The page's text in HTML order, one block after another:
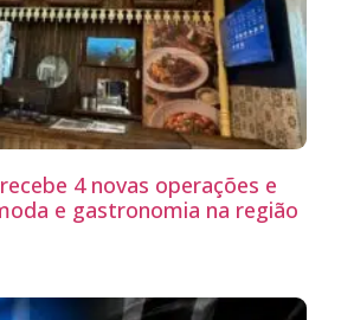
4 novas operações e
e gastronomia na região